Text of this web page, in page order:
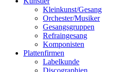
Kleinkunst/Gesang
Orchester/Musiker
Gesangsgruppen
Refraingesang
Komponisten
Plattenfirmen
Labelkunde
Discographien